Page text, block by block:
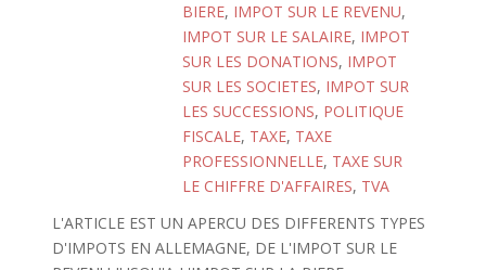
BIERE, IMPOT SUR LE REVENU,
IMPOT SUR LE SALAIRE, IMPOT
SUR LES DONATIONS, IMPOT
SUR LES SOCIETES, IMPOT SUR
LES SUCCESSIONS, POLITIQUE
FISCALE, TAXE, TAXE
PROFESSIONNELLE, TAXE SUR
LE CHIFFRE D'AFFAIRES, TVA
L'ARTICLE EST UN APERCU DES DIFFERENTS TYPES
D'IMPOTS EN ALLEMAGNE, DE L'IMPOT SUR LE